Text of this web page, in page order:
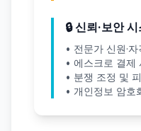
🔒 신뢰·보안
• 전문가 신원·
• 에스크로 결제
• 분쟁 조정 및
• 개인정보 암호